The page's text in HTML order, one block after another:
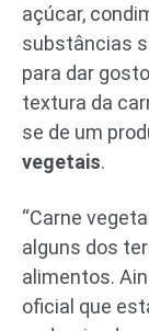
açúcar,
substâncias
para dar
textura da
se de um
vegetais.
“Carne
alguns dos
alimentos.
oficial que